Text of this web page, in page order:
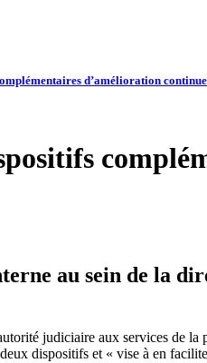
d’amélioration
au sein de la
judiciaire aux services de
dispositifs et « vise à en